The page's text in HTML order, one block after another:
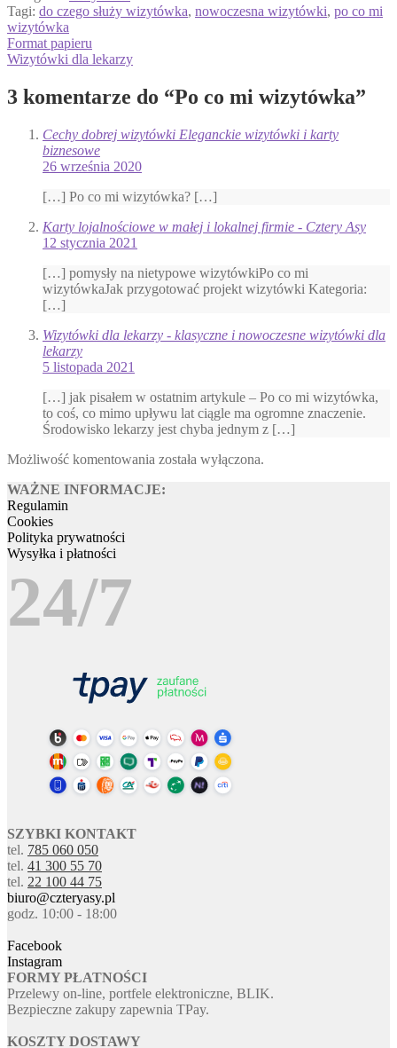
Tagi: do czego służy wizytówka, nowoczesna wizytówki, po co mi
wizytówka
Nawigacja
wpisu
Poprzedni
wpis:
Format papieru
Następny
Wizytówki dla lekarzy
3 komentarze do “Po co mi wizytówka”
Cechy dobrej wizytówki Eleganckie wizytówki i karty
biznesowe
26 września 2020
[…] Po co mi wizytówka? […]
Karty lojalnościowe w małej i lokalnej firmie - Cztery Asy
12 stycznia 2021
[…] pomysły na nietypowe wizytówkiPo co mi
wizytówkaJak przygotować projekt wizytówki Kategoria:
[…]
Wizytówki dla lekarzy - klasyczne i nowoczesne wizytówki dla
lekarzy
5 listopada 2021
[…] jak pisałem w ostatnim artykule – Po co mi wizytówka,
to coś, co mimo upływu lat ciągle ma ogromne znaczenie.
Środowisko lekarzy jest chyba jednym z […]
Możliwość komentowania została wyłączona.
WAŻNE INFORMACJE:
Regulamin
Cookies
Polityka prywatności
Wysyłka i płatności
24/7
SZYBKI KONTAKT
tel. 785 060 050
tel. 41 300 55 70
tel. 22 100 44 75
biuro@czteryasy.pl
godz. 10:00 - 18:00
Facebook
Instagram
FORMY PŁATNOŚCI
Przelewy on-line, portfele elektroniczne, BLIK.
Bezpieczne zakupy zapewnia TPay.
KOSZTY DOSTAWY